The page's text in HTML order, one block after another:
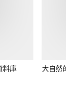
料庫 大自然